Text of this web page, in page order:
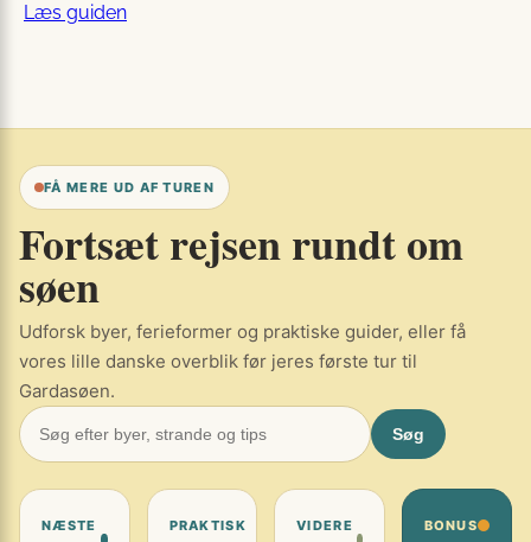
Læs guiden
FÅ MERE UD AF TUREN
Fortsæt rejsen rundt om
søen
Udforsk byer, ferieformer og praktiske guider, eller få
vores lille danske overblik før jeres første tur til
Gardasøen.
Søg
NÆSTE
PRAKTISK
VIDERE
BONUS